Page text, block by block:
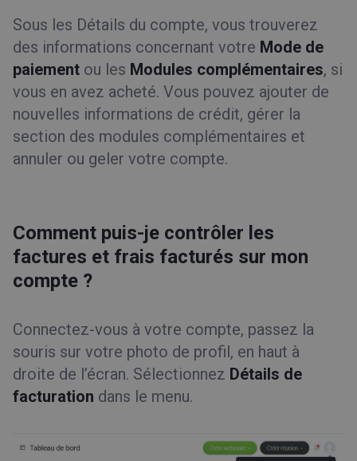
Sous les Détails du compte, vous trouverez
des informations concernant votre Mode de
paiement ou les Modules complémentaires, si
vous en avez acheté. Vous pouvez ajouter de
nouvelles informations de crédit, gérer la
section des modules complémentaires et
annuler ou geler votre compte.
Comment puis-je contrôler les
factures et frais facturés sur mon
compte ?
Connectez-vous à votre compte, passez la
souris sur votre photo de profil, en haut à
droite de l’écran. Sélectionnez Détails de
facturation dans le menu.